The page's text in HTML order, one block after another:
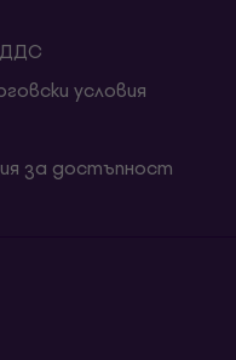
условия
за достъпност